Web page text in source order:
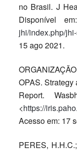
no Brasil. J
Disponível
jhi/index.php/
15 ago 2021.
OPAS.
Report.
<https://
Acesso em: 17
PERES,